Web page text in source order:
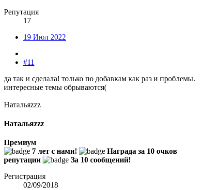
Репутация
17
19 Июл 2022
#11
да так и сделала! только по добавкам как раз и проблемы.
интересные темы обрываются(
Натальяzzz
Натальяzzz
Премиум
7 лет с нами!
Награда за 10 очков
репутации
За 10 сообщений!
Регистрация
02/09/2018